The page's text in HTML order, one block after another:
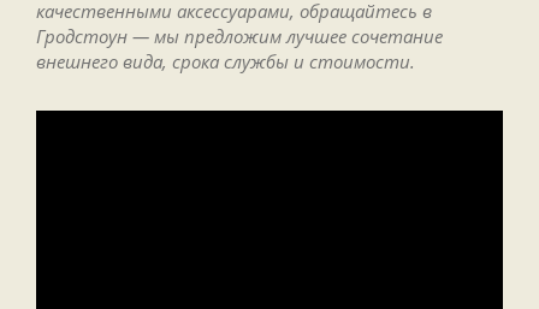
качественными аксессуарами, обращайтесь в
Гродстоун — мы предложим лучшее сочетание
внешнего вида, срока службы и стоимости.